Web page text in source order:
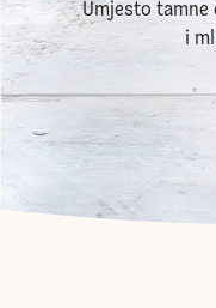
Umjesto
i